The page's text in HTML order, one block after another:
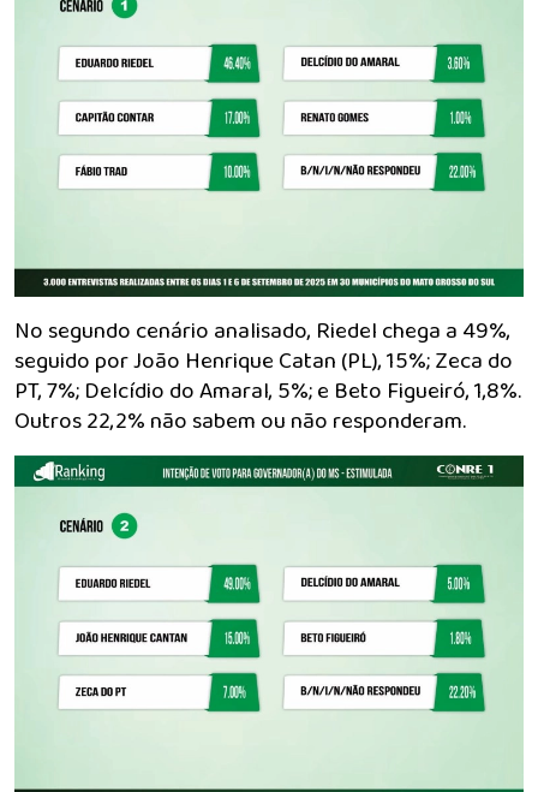
No segundo cenário analisado, Riedel chega a 49%,
seguido por João Henrique Catan (PL), 15%; Zeca do
PT, 7%; Delcídio do Amaral, 5%; e Beto Figueiró, 1,8%.
Outros 22,2% não sabem ou não responderam.